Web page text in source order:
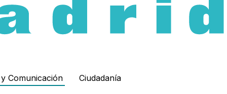
Comunicación Ciudadanía